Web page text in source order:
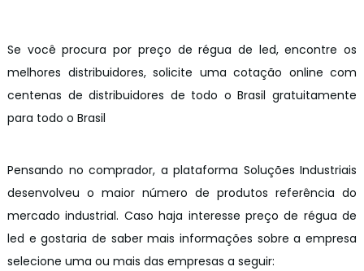
Se você procura por preço de régua de led, encontre os
melhores distribuidores, solicite uma cotação online com
centenas de distribuidores de todo o Brasil gratuitamente
para todo o Brasil
Pensando no comprador, a plataforma Soluções Industriais
desenvolveu o maior número de produtos referência do
mercado industrial. Caso haja interesse preço de régua de
led e gostaria de saber mais informações sobre a empresa
selecione uma ou mais das empresas a seguir: